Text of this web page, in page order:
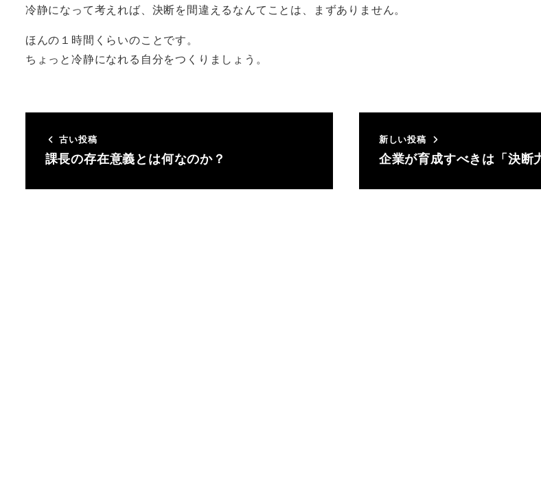
冷静になって考えれば、決断を間違えるなんてことは、まずありません。
ほんの１時間くらいのことです。
ちょっと冷静になれる自分をつくりましょう。
古い投稿
課長の存在意義とは何なのか？
新しい投稿
企業が育成すべきは「決断